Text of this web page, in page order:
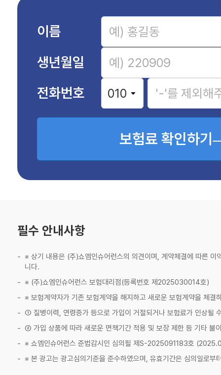
이름
생년월일
전화번호
보험료 확인하기
필수 안내사항
※ 상기 내용은 (주)쇼엠인슈어런스의 의견이며, 계약체결에 따른 이
니다.
※ (주)쇼엠인슈어런스 보험대리점(등록번호 제2025030014호)
※ 보험계약자가 기존 보험계약을 해지하고 새로운 보험계약을 체결
① 질병이력, 연령증가 등으로 가입이 거절되거나 보험료가 인상될
② 가입 상품에 따라 새로운 면책기간 적용 및 보장 제한 등 기타 불
※ 쇼엠인슈어런스 준법감시인 심의필 제S-2025091183호
※ 본 광고는 광고심의기준을 준수하였으며, 유효기간은 심의일로부